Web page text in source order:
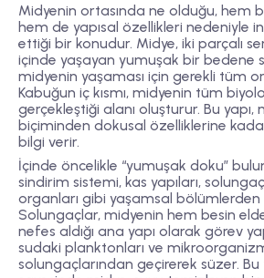
Midyenin ortasında ne olduğu, hem
hem de yapısal özellikleri nedeniyle
ettiği bir konudur. Midye, iki parçalı
içinde yaşayan yumuşak bir bedene
midyenin yaşaması için gerekli tüm
Kabuğun iç kısmı, midyenin tüm
gerçekleştiği alanı oluşturur. Bu
biçiminden dokusal özelliklerine
bilgi verir.
İçinde öncelikle “yumuşak doku”
sindirim sistemi, kas yapıları,
organları gibi yaşamsal bölümlerden
Solungaçlar, midyenin hem besin
nefes aldığı ana yapı olarak görev
sudaki planktonları ve
solungaçlarından geçirerek süzer.